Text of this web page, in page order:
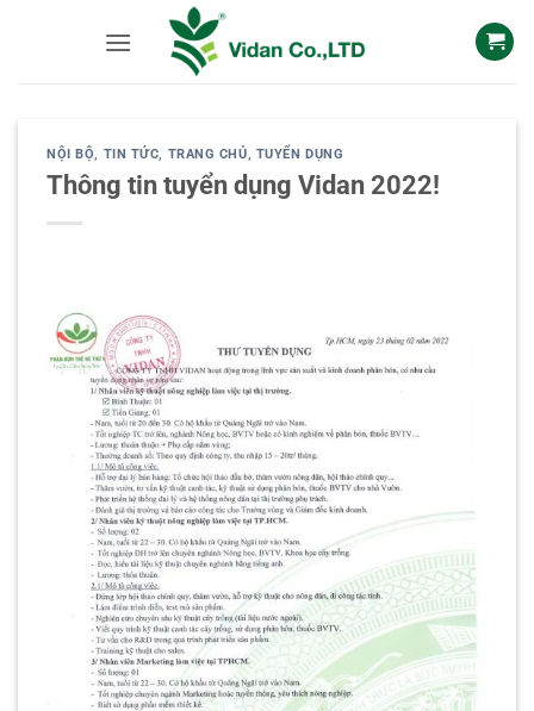
NỘI BỘ, TIN TỨC, TRANG CHỦ, TUYỂN DỤNG
Thông tin tuyển dụng Vidan 2022!